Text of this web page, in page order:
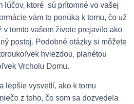
lúčov, ktoré sú prítomné vo vašej
vám to ponúka k tomu, čo už
v tomto vašom živote prejavilo ako
postoj. Podobné otázky si môžete
hviezdou, planétou
Vrcholu Domu.
lepšie vysvetlí, ako k tomu
z toho, čo som sa dozvedela